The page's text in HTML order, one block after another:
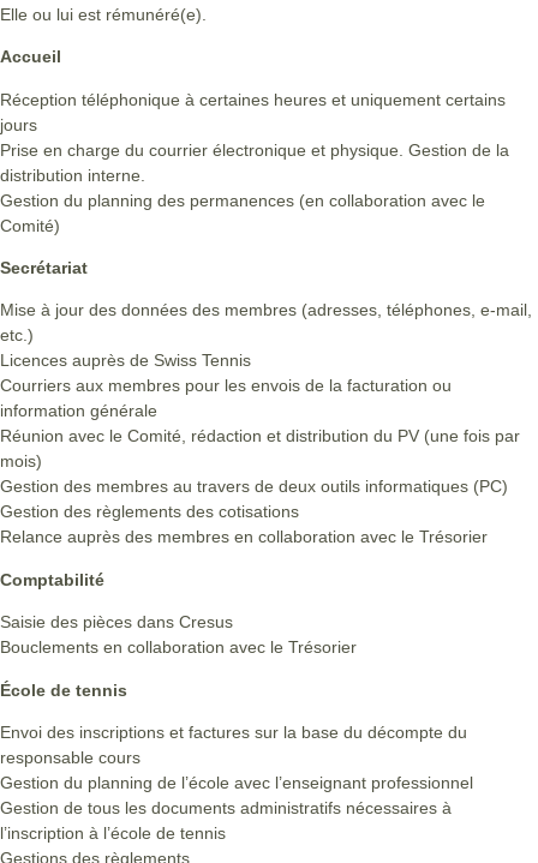
Elle ou lui est rémunéré(e).
Accueil
Réception téléphonique à certaines heures et uniquement certains
jours
Prise en charge du courrier électronique et physique. Gestion de la
distribution interne.
Gestion du planning des permanences (en collaboration avec le
Comité)
Secrétariat
Mise à jour des données des membres (adresses, téléphones, e-mail,
etc.)
Licences auprès de Swiss Tennis
Courriers aux membres pour les envois de la facturation ou
information générale
Réunion avec le Comité, rédaction et distribution du PV (une fois par
mois)
Gestion des membres au travers de deux outils informatiques (PC)
Gestion des règlements des cotisations
Relance auprès des membres en collaboration avec le Trésorier
Comptabilité
Saisie des pièces dans Cresus
Bouclements en collaboration avec le Trésorier
École de tennis
Envoi des inscriptions et factures sur la base du décompte du
responsable cours
Gestion du planning de l’école avec l’enseignant professionnel
Gestion de tous les documents administratifs nécessaires à
l’inscription à l’école de tennis
Gestions des règlements